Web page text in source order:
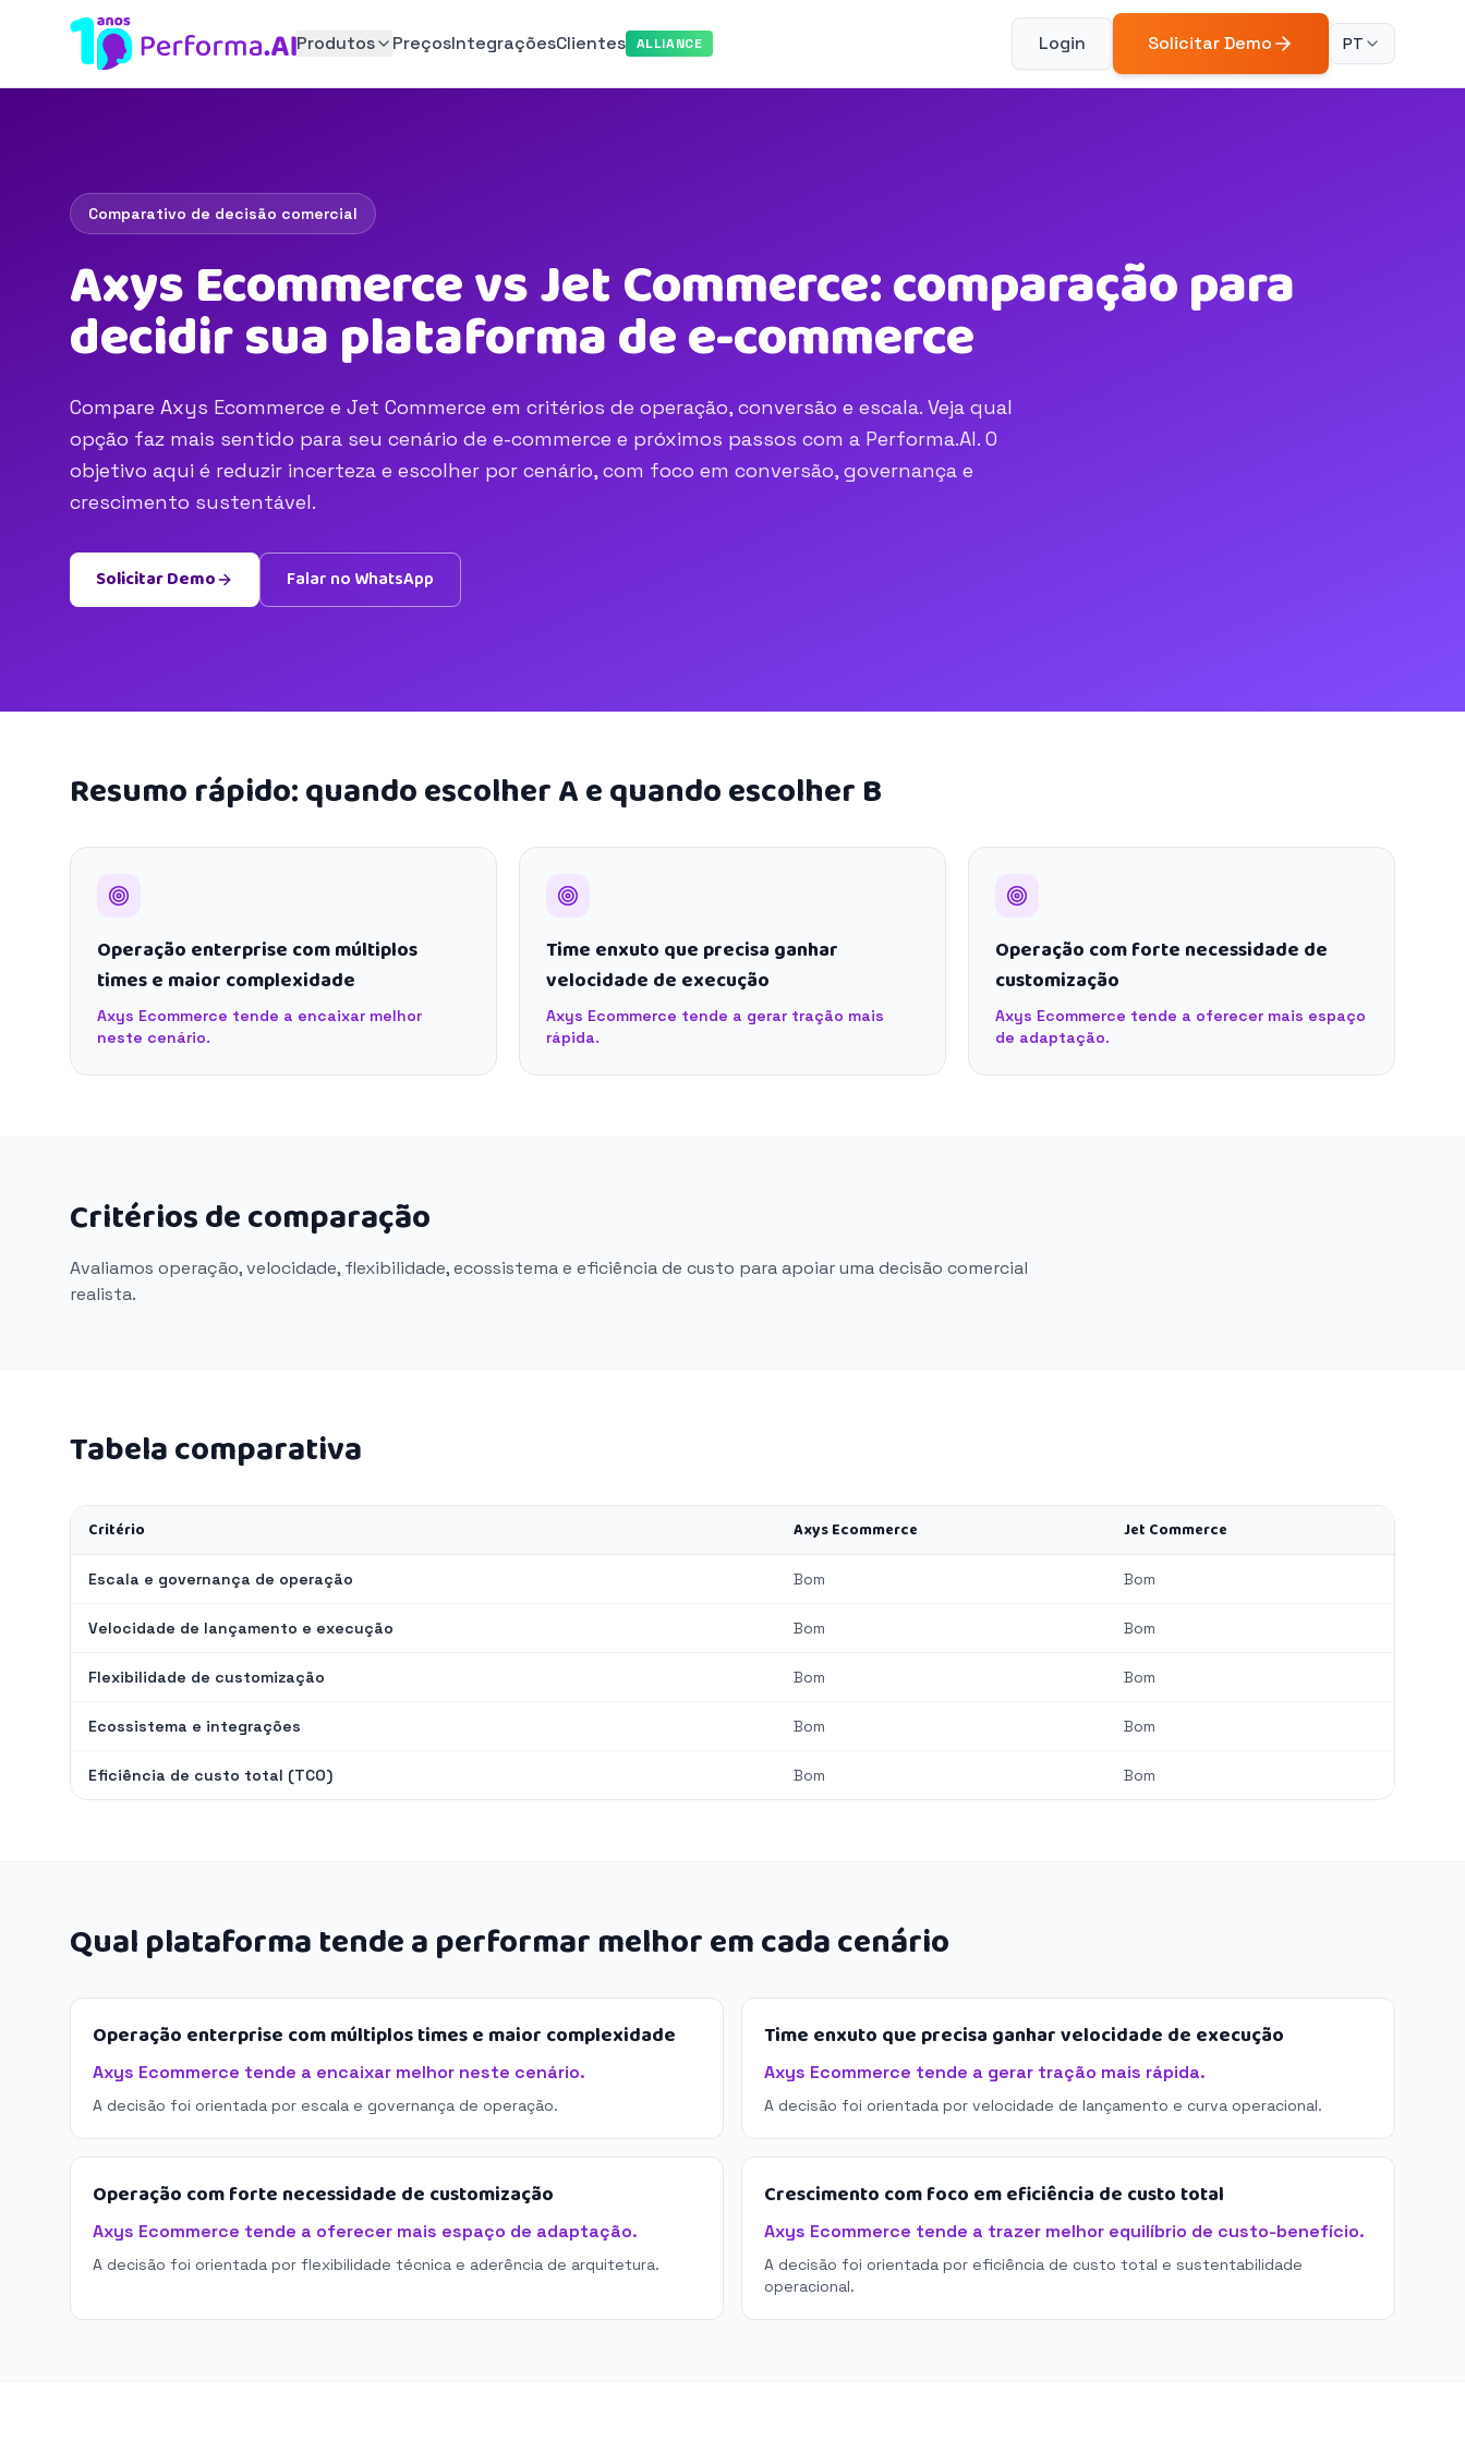
Produtos PreçosIntegraçõesClientes ALLIANCE Login Solicitar Demo PT
Comparativo de decisão comercial
Axys Ecommerce vs Jet Commerce: comparação para
decidir sua plataforma de e-commerce
Compare Axys Ecommerce e Jet Commerce em critérios de operação, conversão e escala. Veja qual
opção faz mais sentido para seu cenário de e-commerce e próximos passos com a Performa.AI. O
objetivo aqui é reduzir incerteza e escolher por cenário, com foco em conversão, governança e
crescimento sustentável.
Solicitar Demo Falar no WhatsApp
Resumo rápido: quando escolher A e quando escolher B
Operação enterprise com múltiplos
times e maior complexidade
Axys Ecommerce tende a encaixar melhor
neste cenário.
Time enxuto que precisa ganhar
velocidade de execução
Axys Ecommerce tende a gerar tração mais
rápida.
Operação com forte necessidade de
customização
Axys Ecommerce tende a oferecer mais espaço
de adaptação.
Critérios de comparação
Avaliamos operação, velocidade, flexibilidade, ecossistema e eficiência de custo para apoiar uma decisão comercial
realista.
Tabela comparativa
Critério Axys Ecommerce Jet Commerce
Escala e governança de operação Bom Bom
Velocidade de lançamento e execução Bom Bom
Flexibilidade de customização Bom Bom
Ecossistema e integrações Bom Bom
Eficiência de custo total (TCO) Bom Bom
Qual plataforma tende a performar melhor em cada cenário
Operação enterprise com múltiplos times e maior complexidade
Axys Ecommerce tende a encaixar melhor neste cenário.
A decisão foi orientada por escala e governança de operação.
Time enxuto que precisa ganhar velocidade de execução
Axys Ecommerce tende a gerar tração mais rápida.
A decisão foi orientada por velocidade de lançamento e curva operacional.
Operação com forte necessidade de customização
Axys Ecommerce tende a oferecer mais espaço de adaptação.
A decisão foi orientada por flexibilidade técnica e aderência de arquitetura.
Crescimento com foco em eficiência de custo total
Axys Ecommerce tende a trazer melhor equilíbrio de custo-benefício.
A decisão foi orientada por eficiência de custo total e sustentabilidade
operacional.